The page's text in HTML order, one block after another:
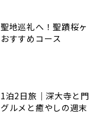
地巡礼へ！聖蹟桜ヶ
すすめコース
泊2日旅｜深大寺と門
ルメと癒やしの週末